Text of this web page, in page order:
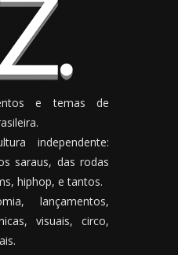
e temas de
independente:
saraus, das rodas
hiphop, e tantos.
lançamentos,
visuais, circo,